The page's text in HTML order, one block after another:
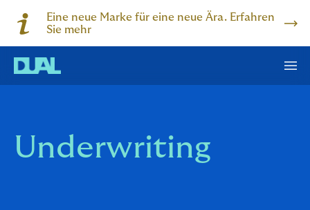
Eine neue Marke für eine neue Ära. Erfahren
Sie mehr
Underwriting